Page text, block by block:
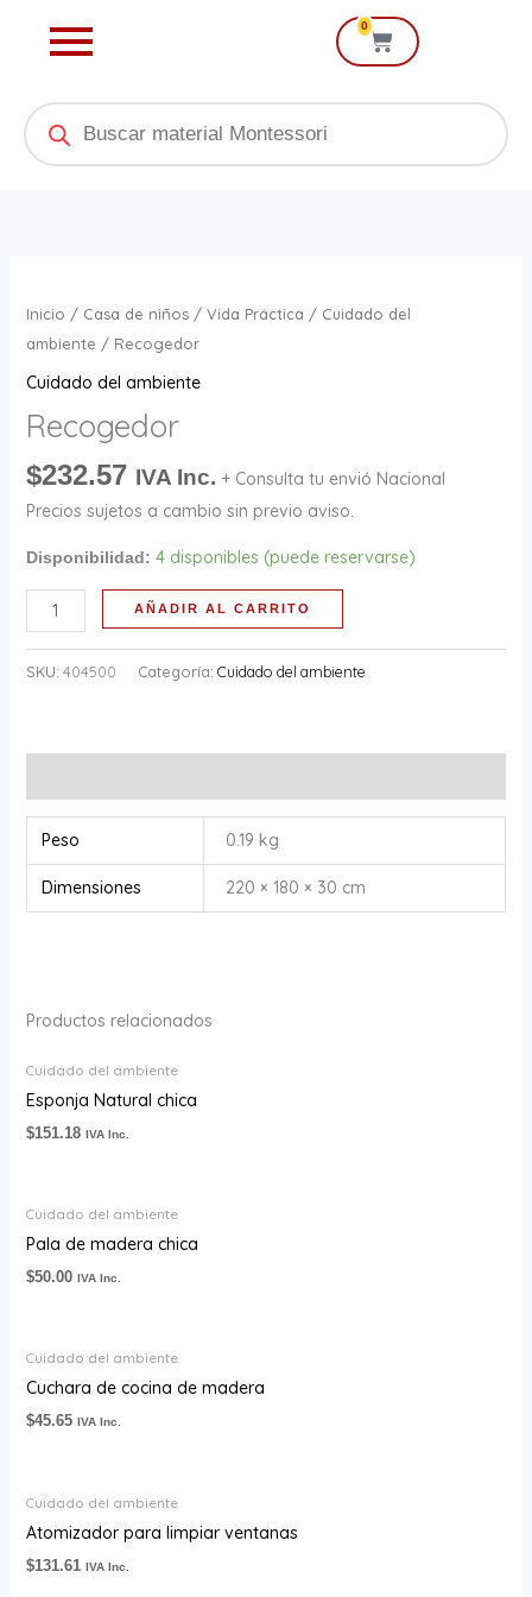
0
Cart
Products
search
Inicio / Casa de niños/ Vida Práctica / Cuidado del
ambiente / Recogedor
Cuidado del ambiente
Recogedor
$232.57 IVA Inc. + Consulta tu envió Nacional
Precios sujetos a cambio sin previo aviso.
Disponibilidad: 4 disponibles (puede reservarse)
cantidad
AÑADIR AL CARRITO
SKU: 404500 Categoría: Cuidado del ambiente
Peso 0.19 kg
Dimensiones 220 × 180 × 30 cm
Productos relacionados
Cuidado del ambiente
Esponja Natural chica
$151.18 IVA Inc.
Cuidado del ambiente
Pala de madera chica
$50.00 IVA Inc.
Cuidado del ambiente
Cuchara de cocina de madera
$45.65 IVA Inc.
Cuidado del ambiente
Atomizador para limpiar ventanas
$131.61 IVA Inc.